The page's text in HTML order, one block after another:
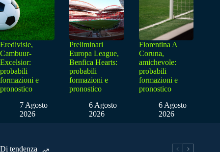
Eredivisie,
Cambuur-
Excelsior:
probabili
formazioni e
pronostico
7 Agosto
2026
Preliminari
Europa League,
Benfica Hearts:
probabili
formazioni e
pronostico
6 Agosto
2026
Fiorentina A
Coruna,
amichevole:
probabili
formazioni e
pronostico
6 Agosto
2026
Di tendenza